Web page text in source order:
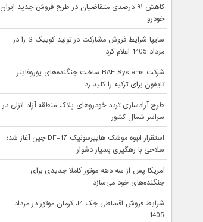
کاهش ۹۱ درصدی متقاضیان در طرح فروش جدید ایران
خودرو
سایپا شرایط فروش مشارکت در تولید کوییک S را در
مرداد 1405 اعلام کرد
شرکت BAE Systems ساخت جنگنده‌های یوروفایتر
تایفون برای ترکیه را کلید زد
طرح آزادسازی تردد خودروهای پلاک منطقه آزاد انزلی در
سراسر شمال کشور
استقرار انبوه موشک هایپرسونیک DF-17 چین آغاز شد؛
سلاحی با رهگیری بسیار دشوار
آمریکا پس از سه دهه موتور کاملا جدیدی برای
جنگنده‌های خود می‌سازد
شرایط فروش اقساطی جک J4 کرمان موتور در مرداد
1405